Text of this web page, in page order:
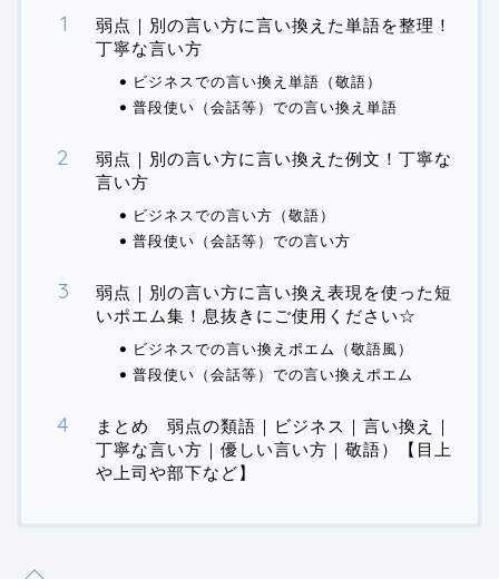
弱点｜別の言い方に言い換えた単語を整理！
丁寧な言い方
ビジネスでの言い換え単語（敬語）
普段使い（会話等）での言い換え単語
弱点｜別の言い方に言い換えた例文！丁寧な
言い方
ビジネスでの言い方（敬語）
普段使い（会話等）での言い方
弱点｜別の言い方に言い換え表現を使った短
いポエム集！息抜きにご使用ください☆
ビジネスでの言い換えポエム（敬語風）
普段使い（会話等）での言い換えポエム
まとめ 弱点の類語｜ビジネス｜言い換え｜
丁寧な言い方｜優しい言い方｜敬語）【目上
や上司や部下など】